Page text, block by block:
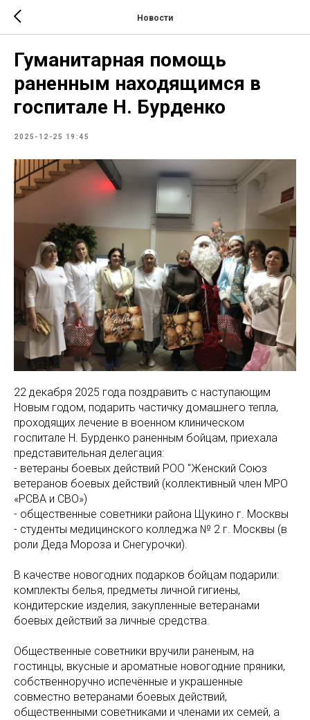
Новости
Гуманитарная помощь
раненным находящимся в
госпитале Н. Бурденко
2025-12-25 19:45
22 декабря 2025 года поздравить с наступающим
Новым годом, подарить частичку домашнего тепла,
проходящих лечение в военном клиническом
госпитале Н. Бурденко раненным бойцам, приехала
представительная делегация:
- ветераны боевых действий РОО "Женский Союз
ветеранов боевых действий (коллективный член МРО
«РСВА и СВО»)
- общественные советники района Щукино г. Москвы
- студенты медицинского колледжа № 2 г. Москвы (в
роли Деда Мороза и Снегурочки).
В качестве новогодних подарков бойцам подарили:
комплекты белья, предметы личной гигиены,
кондитерские изделия, закупленные ветеранами
боевых действий за личные средства.
Общественные советники вручили раненым, на
гостинцы, вкусные и ароматные новогодние пряники,
собственноручно испечённые и украшенные
совместно ветеранами боевых действий,
общественными советниками и членами их семей, а